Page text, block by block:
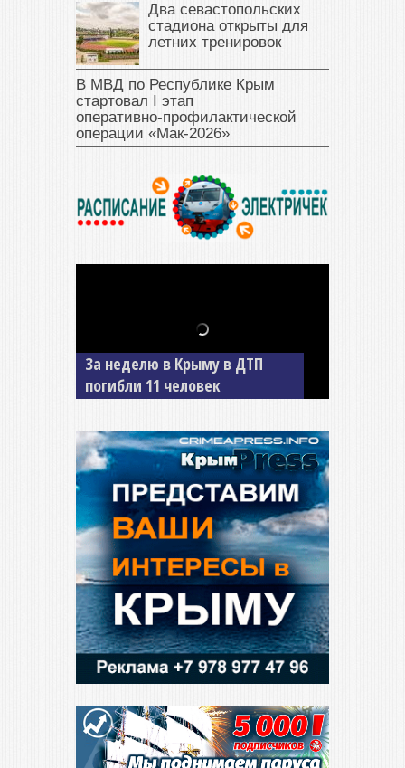
Два севастопольских
стадиона открыты для
летних тренировок
В МВД по Республике Крым
стартовал I этап
оперативно‑профилактической
операции «Мак‑2026»
За неделю в Крыму в ДТП
погибли 11 человек
В Джанкое водитель ВАЗа
сбил двух детей на «зебре»